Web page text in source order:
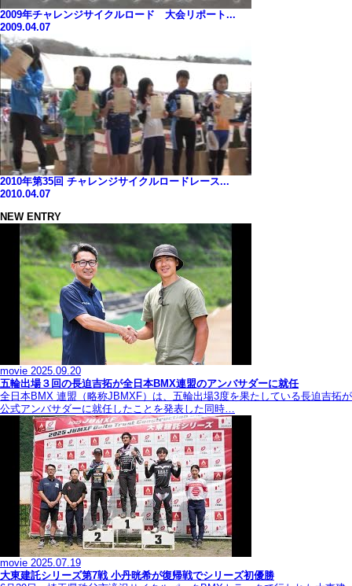
2009年チャレンジサイクルロード 大会リポート...
2009.04.07
2010年第35回 チャレンジサイクルロードレース...
2010.04.07
NEW ENTRY
movie 2025.09.20
五輪出場３回の長迫吉拓が全日本BMX連盟のアンバサダーに就任
全日本BMX 連盟（略称JBMXF）は、五輪出場3度を果たしている長迫吉拓が
公式アンバサダーに就任したことを発表した同時…
movie 2025.07.19
大東建託シリーズ第7戦 ⼩丹晄希が復帰戦でシリーズ初優勝